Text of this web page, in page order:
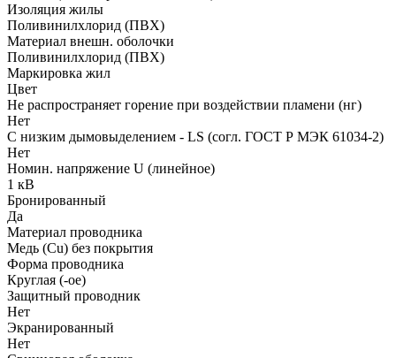
Изоляция жилы
Поливинилхлорид (ПВХ)
Материал внешн. оболочки
Поливинилхлорид (ПВХ)
Маркировка жил
Цвет
Не распространяет горение при воздействии пламени (нг)
Нет
С низким дымовыделением - LS (согл. ГОСТ Р МЭК 61034-2)
Нет
Номин. напряжение U (линейное)
1 кВ
Бронированный
Да
Материал проводника
Медь (Cu) без покрытия
Форма проводника
Круглая (-ое)
Защитный проводник
Нет
Экранированный
Нет